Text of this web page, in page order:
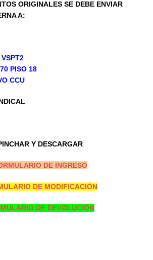
ORIGINALES SE DEBE ENVIAR
A:
PISO 18
CCU
Y DESCARGAR
DE INGRESO
DE MODIFICACIÓN
DE DEVOLUCIÓN